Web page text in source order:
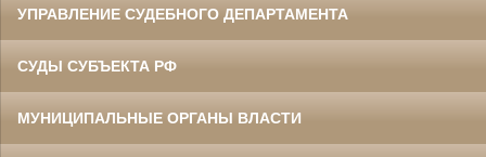
УПРАВЛЕНИЕ СУДЕБНОГО ДЕПАРТАМЕНТА
СУДЫ СУБЪЕКТА РФ
МУНИЦИПАЛЬНЫЕ ОРГАНЫ ВЛАСТИ